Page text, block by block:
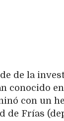
de la
conocido
con un
de Frías